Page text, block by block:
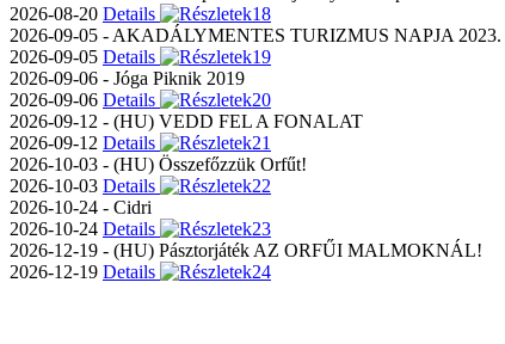
2026-08-20 Details
2026-09-05 - AKADÁLYMENTES TURIZMUS NAPJA 2023.
2026-09-05 Details
2026-09-06 - Jóga Piknik 2019
2026-09-06 Details
2026-09-12 - (HU) VEDD FEL A FONALAT
2026-09-12 Details
2026-10-03 - (HU) Összefőzzük Orfűt!
2026-10-03 Details
2026-10-24 - Cidri
2026-10-24 Details
2026-12-19 - (HU) Pásztorjáték AZ ORFŰI MALMOKNÁL!
2026-12-19 Details